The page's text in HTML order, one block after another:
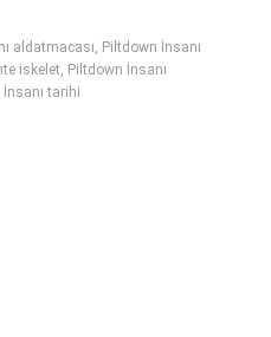
aldatmacası, Piltdown İnsanı
iskelet, Piltdown İnsanı
tarihi